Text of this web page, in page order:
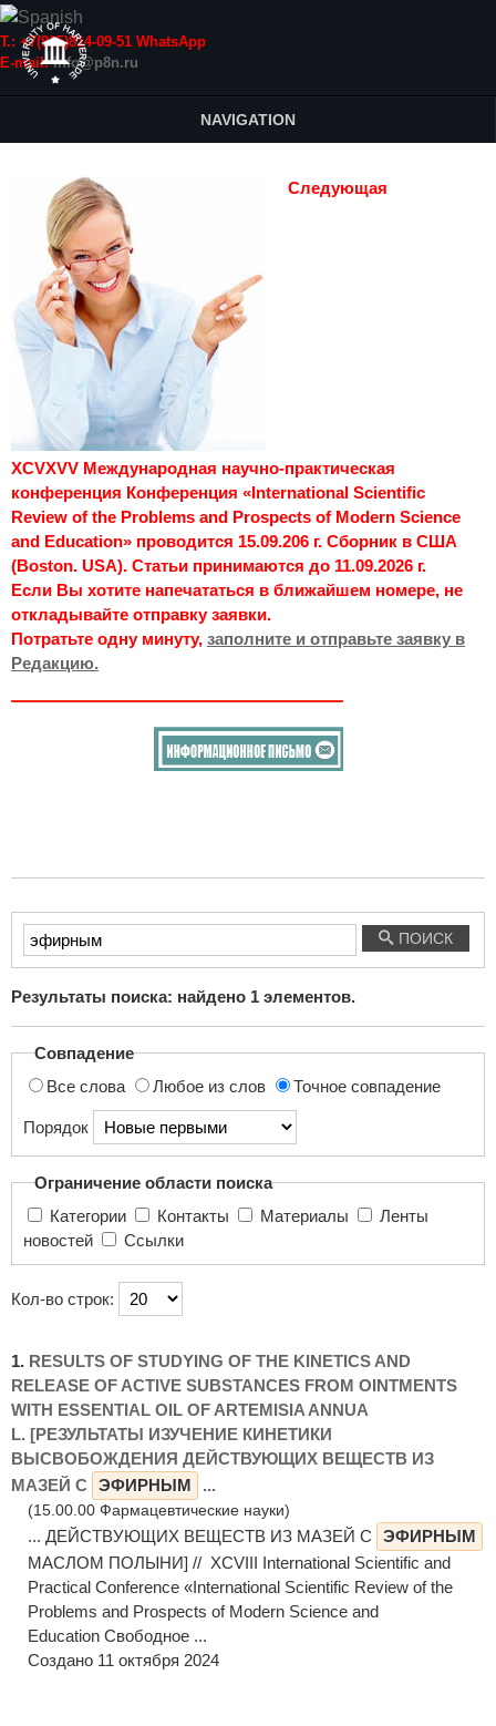
Т.: +7(915)814-09-51 WhatsApp
E-mail:info@p8n.ru
NAVIGATION
Следующая
XCVXVV Международная научно-практическая
конференция Конференция «International Scientific
Review of the Problems and Prospects of Modern Science
and Education» проводится 15.09.206 г. Сборник в США
(Boston. USA). Статьи принимаются до 11.09.2026 г.
Если Вы хотите напечататься в ближайшем номере, не
откладывайте отправку заявки.
Потратьте одну минуту, заполните и отправьте заявку в
Редакцию.
Введите
текст
поиска...
ПОИСК
Результаты поиска: найдено 1 элементов.
Совпадение
Все слова
Любое из слов Точное совпадение
Порядок
Ограничение области поиска
Категории
Контакты Материалы
новостей
Ссылки
Кол-во строк:
1. RESULTS OF STUDYING OF THE KINETICS AND
RELEASE OF ACTIVE SUBSTANCES FROM OINTMENTS
WITH ESSENTIAL OIL OF ARTEMISIA ANNUA
L. [РЕЗУЛЬТАТЫ ИЗУЧЕНИЕ КИНЕТИКИ
ВЫСВОБОЖДЕНИЯ ДЕЙСТВУЮЩИХ ВЕЩЕСТВ ИЗ
МАЗЕЙ С
ЭФИРНЫМ ...
(15.00.00 Фармацевтические науки)
... ДЕЙСТВУЮЩИХ ВЕЩЕСТВ ИЗ МАЗЕЙ С
ЭФИРНЫМ
МАСЛОМ ПОЛЫНИ] // XCVIII International Scientific and
Practical Conference «International Scientific Review of the
Problems and Prospects of Modern Science and
Education Свободное ...
Создано 11 октября 2024